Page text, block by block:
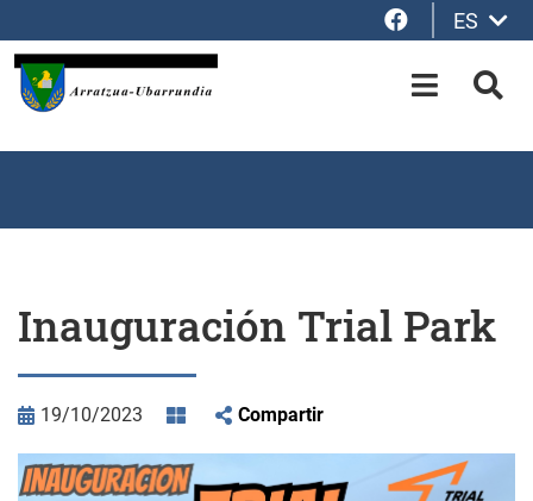
Facebook
ES
OPEN-
Inauguración Trial Park
19/10/2023 Compartir